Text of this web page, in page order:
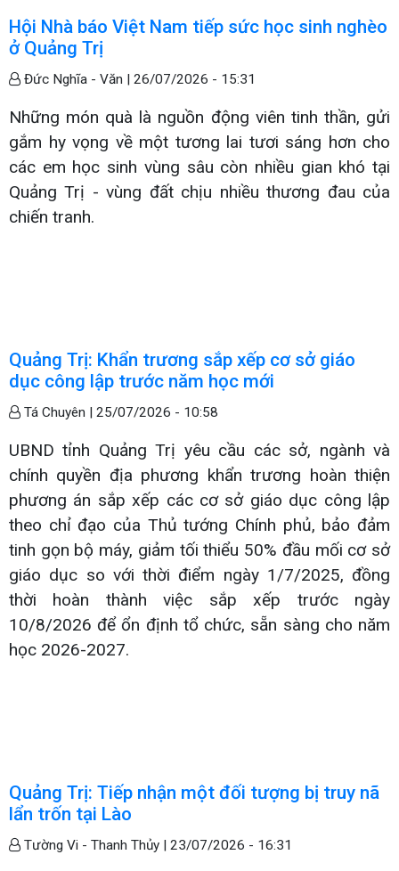
Hội Nhà báo Việt Nam tiếp sức học sinh nghèo
ở Quảng Trị
Đức Nghĩa - Văn | 26/07/2026 - 15:31
Những món quà là nguồn động viên tinh thần, gửi
gắm hy vọng về một tương lai tươi sáng hơn cho
các em học sinh vùng sâu còn nhiều gian khó tại
Quảng Trị - vùng đất chịu nhiều thương đau của
chiến tranh.
Quảng Trị: Khẩn trương sắp xếp cơ sở giáo
dục công lập trước năm học mới
Tá Chuyên | 25/07/2026 - 10:58
UBND tỉnh Quảng Trị yêu cầu các sở, ngành và
chính quyền địa phương khẩn trương hoàn thiện
phương án sắp xếp các cơ sở giáo dục công lập
theo chỉ đạo của Thủ tướng Chính phủ, bảo đảm
tinh gọn bộ máy, giảm tối thiểu 50% đầu mối cơ sở
giáo dục so với thời điểm ngày 1/7/2025, đồng
thời hoàn thành việc sắp xếp trước ngày
10/8/2026 để ổn định tổ chức, sẵn sàng cho năm
học 2026-2027.
Quảng Trị: Tiếp nhận một đối tượng bị truy nã
lẩn trốn tại Lào
Tường Vi - Thanh Thủy | 23/07/2026 - 16:31